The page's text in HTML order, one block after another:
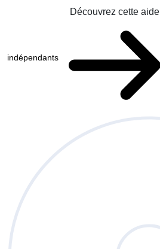
indépendants
Découvrez cette aide